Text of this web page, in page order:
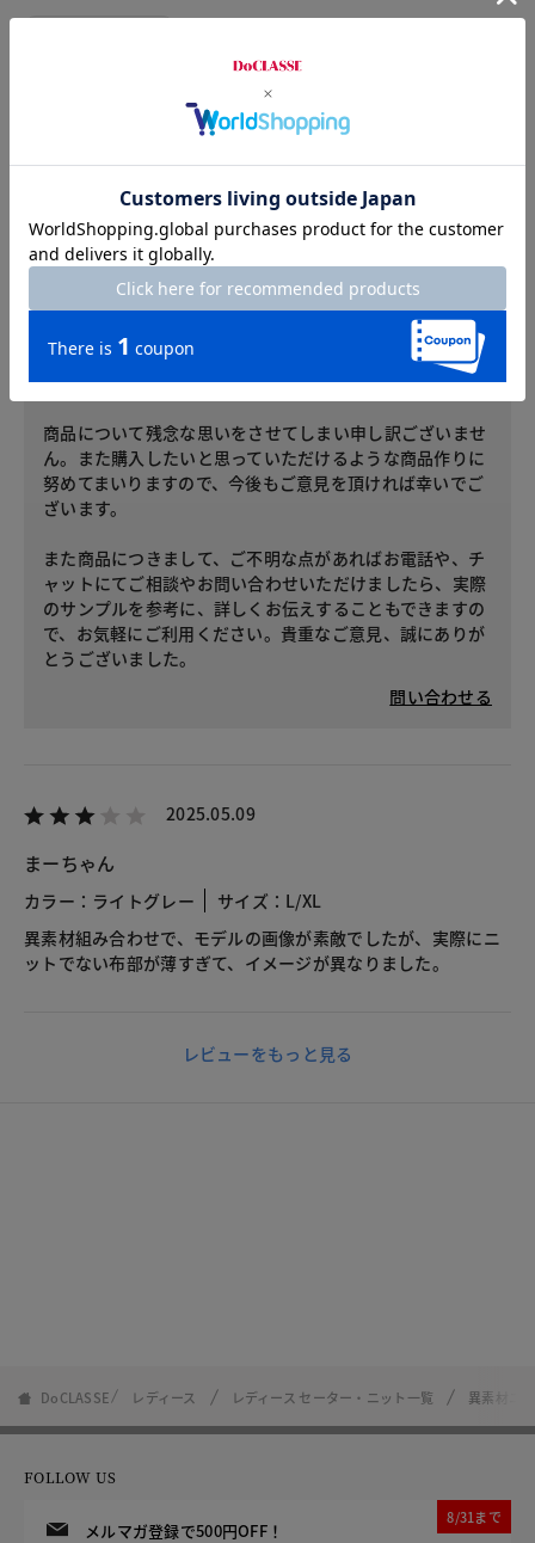
2026.07.26
hoya 身長156cm 体型普通
カラー：ライトグレー
サイズ：L/XL
思っていた以上に生地が薄く、形かきれいに出なかったので、
残念ですが返品させていただきました。
お客様サービスセンターからのコメント
レビューへのご投稿ありがとうございます。
商品について残念な思いをさせてしまい申し訳ございませ
ん。また購入したいと思っていただけるような商品作りに
努めてまいりますので、今後もご意見を頂ければ幸いでご
ざいます。
また商品につきまして、ご不明な点があればお電話や、チ
ャットにてご相談やお問い合わせいただけましたら、実際
のサンプルを参考に、詳しくお伝えすることもできますの
で、お気軽にご利用ください。貴重なご意見、誠にありが
とうございました。
問い合わせる
2025.05.09
まーちゃん
カラー：ライトグレー
サイズ：L/XL
異素材組み合わせで、モデルの画像が素敵でしたが、実際にニ
ットでない布部が薄すぎて、イメージが異なりました。
レビューをもっと見る
DoCLASSE レディース レディース セーター・ニット一覧 異素材ニ
FOLLOW US
メルマガ登録で500円OFF！
8/31まで